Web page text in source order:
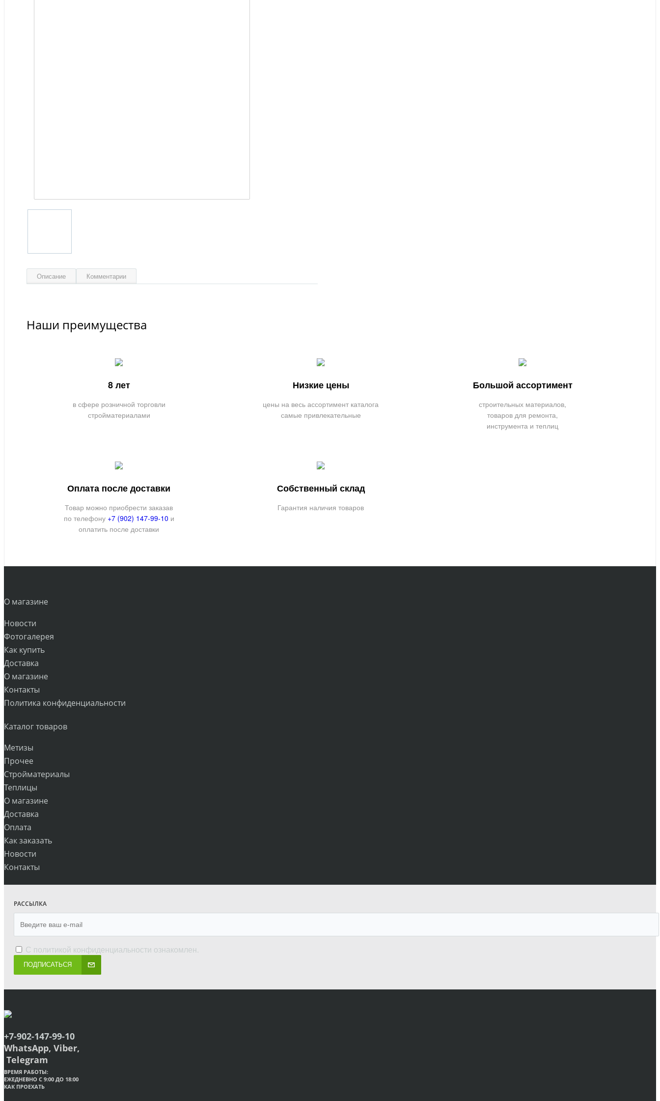
Описание Комментарии
Наши преимущества
8 лет
в сфере розничной торговли
стройматериалами
Низкие цены
цены на весь ассортимент каталога
самые привлекательные
Большой ассортимент
строительных материалов,
товаров для ремонта,
инструмента и теплиц
Оплата после доставки
Товар можно приобрести заказав
по телефону +7 (902) 147-99-10 и
оплатить после доставки
Собственный склад
Гарантия наличия товаров
О магазине
Новости
Фотогалерея
Как купить
Доставка
О магазине
Контакты
Политика конфиденциальности
Каталог товаров
Метизы
Прочее
Стройматериалы
Теплицы
О магазине
Доставка
Оплата
Как заказать
Новости
Контакты
РАССЫЛКА
С политикой конфиденциальности ознакомлен.
ПОДПИСАТЬСЯ
+7-902-147-99-10
WhatsApp, Viber,
Telegram
ВРЕМЯ РАБОТЫ:
ЕЖЕДНЕВНО С 9:00 ДО 18:00
КАК ПРОЕХАТЬ